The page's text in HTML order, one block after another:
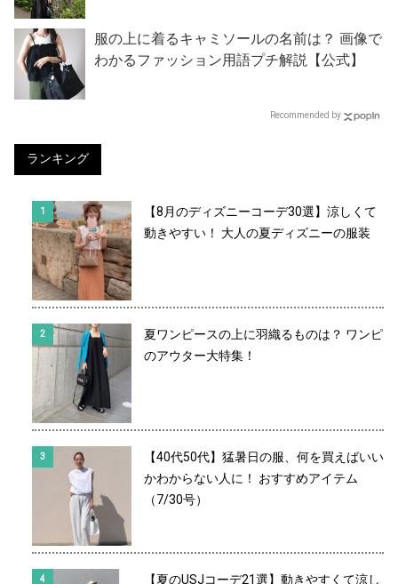
服の上に着るキャミソールの名前は？ 画像で
わかるファッション用語プチ解説【公式】
Recommended by
ランキング
【8月のディズニーコーデ30選】涼しくて
動きやすい！ 大人の夏ディズニーの服装
夏ワンピースの上に羽織るものは？ ワンピ
のアウター大特集！
【40代50代】猛暑日の服、何を買えばいい
かわからない人に！ おすすめアイテム
（7/30号）
【夏のUSJコーデ21選】動きやすくて涼し